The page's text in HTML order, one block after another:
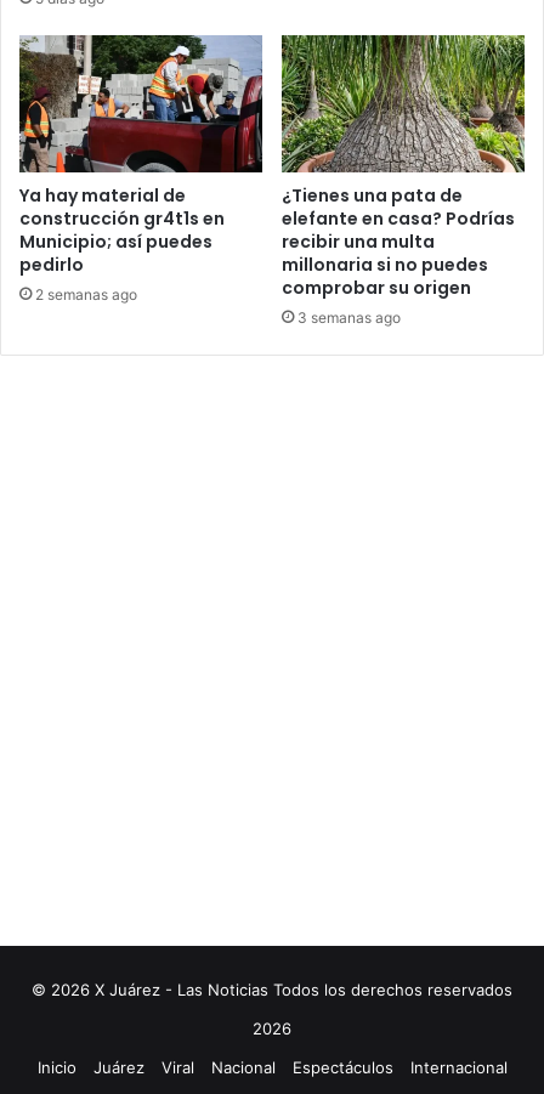
Ya hay material de
construcción gr4t1s en
Municipio; así puedes
pedirlo
2 semanas ago
¿Tienes una pata de
elefante en casa? Podrías
recibir una multa
millonaria si no puedes
comprobar su origen
3 semanas ago
© 2026 X Juárez - Las Noticias Todos los derechos reservados
2026
Inicio
Juárez Viral Nacional Espectáculos Internacional